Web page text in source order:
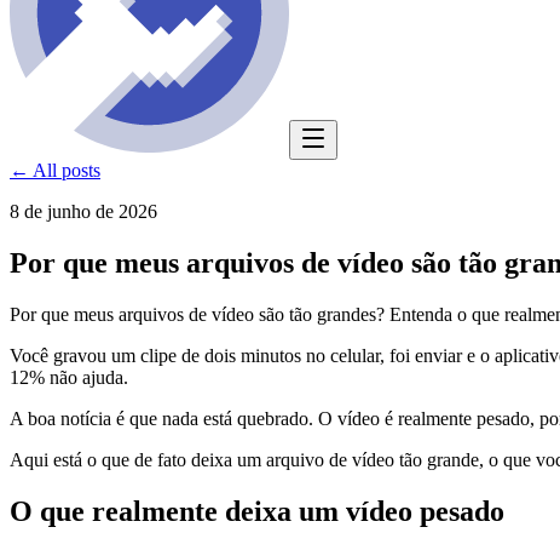
← All posts
8 de junho de 2026
Por que meus arquivos de vídeo são tão
Por que meus arquivos de vídeo são tão grandes? Entenda o que
Você gravou um clipe de dois minutos no celular, foi enviar e o
12% não ajuda.
A boa notícia é que nada está quebrado. O vídeo é realmente pesado,
Aqui está o que de fato deixa um arquivo de vídeo tão grande, o que
O que realmente deixa um vídeo pesado